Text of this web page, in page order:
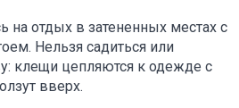
на отдых в затененных местах с
Нельзя садиться или
клещи цепляются к одежде с
вверх.